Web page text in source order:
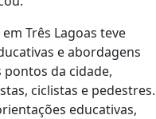
Três Lagoas teve
e abordagens
da cidade,
ciclistas e pedestres.
educativas,